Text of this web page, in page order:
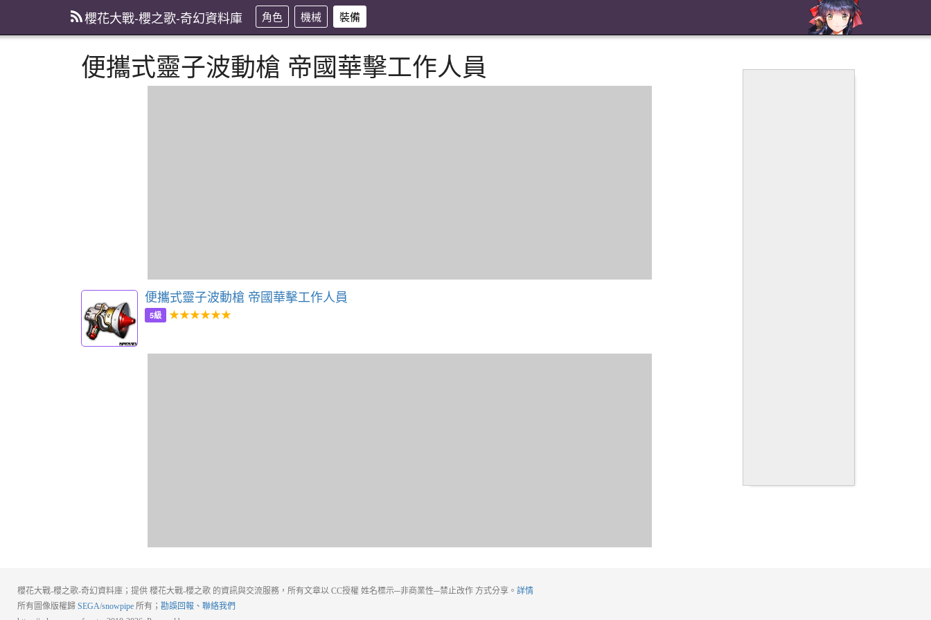
櫻花大戰-櫻之歌-奇幻資料庫 角色 機械 裝備
便攜式靈子波動槍 帝國華擊工作人員
便攜式靈子波動槍 帝國華擊工作人員
5級 ★★★★★★
櫻花大戰-櫻之歌-奇幻資料庫；提供 櫻花大戰-櫻之歌 的資訊與交流服務，所有文章以 CC授權 姓名標示─非商業性─禁止改作 方式分享。 詳情
所有圖像版權歸 SEGA/snowpipe 所有； 勘誤回報、聯絡我們